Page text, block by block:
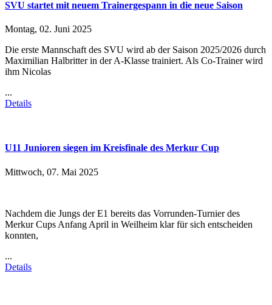
SVU startet mit neuem Trainergespann in die neue Saison
Montag, 02. Juni 2025
Die erste Mannschaft des SVU wird ab der Saison 2025/2026 durch
Maximilian Halbritter in der A-Klasse trainiert. Als Co-Trainer wird
ihm Nicolas
...
Details
U11 Junioren siegen im Kreisfinale des Merkur Cup
Mittwoch, 07. Mai 2025
Nachdem die Jungs der E1 bereits das Vorrunden-Turnier des
Merkur Cups Anfang April in Weilheim klar für sich entscheiden
konnten,
...
Details